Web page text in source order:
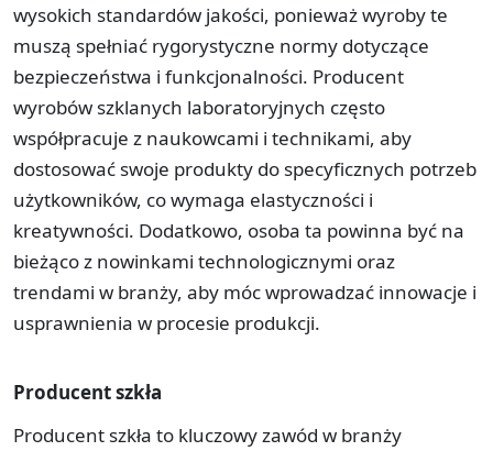
wysokich standardów jakości, ponieważ wyroby te
muszą spełniać rygorystyczne normy dotyczące
bezpieczeństwa i funkcjonalności. Producent
wyrobów szklanych laboratoryjnych często
współpracuje z naukowcami i technikami, aby
dostosować swoje produkty do specyficznych potrzeb
użytkowników, co wymaga elastyczności i
kreatywności. Dodatkowo, osoba ta powinna być na
bieżąco z nowinkami technologicznymi oraz
trendami w branży, aby móc wprowadzać innowacje i
usprawnienia w procesie produkcji.
Producent szkła
Producent szkła to kluczowy zawód w branży